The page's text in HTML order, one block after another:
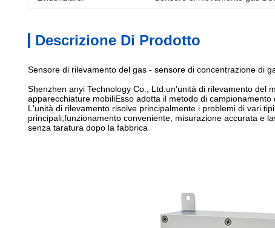
Descrizione Di Prodotto
Sensore di rilevamento del gas - sensore di concentrazione di
Shenzhen anyi Technology Co., Ltd.un'unità di rilevamento del
apparecchiature mobiliEsso adotta il metodo di
L'unità di rilevamento risolve principalmente i problemi di vari
principali;funzionamento conveniente, misurazione accurata e
senza taratura dopo la fabbrica